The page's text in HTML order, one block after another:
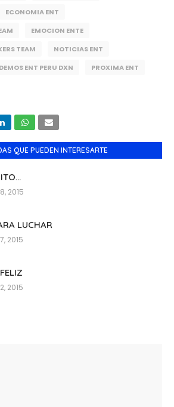
ECONOMIA ENT
EMOCION ENTE
TEAM
NOTICIAS ENT
ENT PERU DXN
PROXIMA ENT
QUE PUEDEN INTERESARTE
2015
LUCHAR
2015
2015